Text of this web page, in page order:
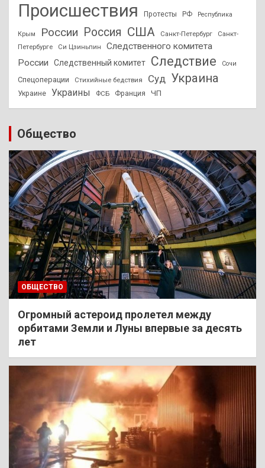
Происшествия Протесты РФ Республика
Крым России Россия США Санкт-Петербург
Санкт-
Петербурге
Си Цзиньпин
Следственного комитета
России
Следственный комитет Следствие Сочи
Спецоперации Стихийные бедствия Суд Украина
Украине Украины ФСБ Франция ЧП
Общество
ОБЩЕСТВО
Огромный астероид пролетел между
орбитами Земли и Луны впервые за десять
лет